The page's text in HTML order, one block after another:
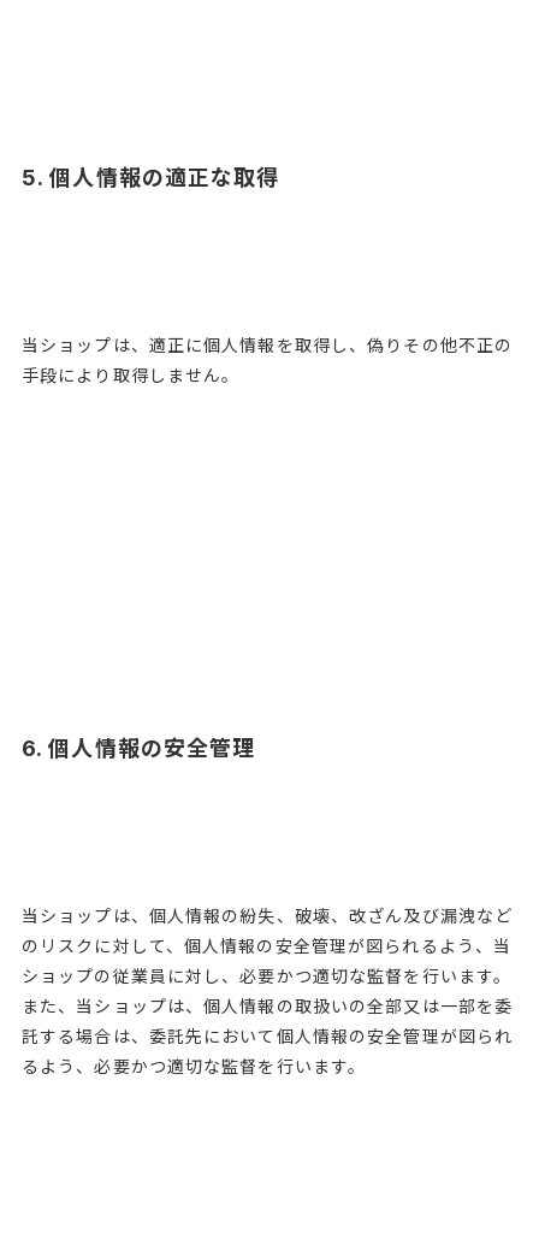
5. 個人情報の適正な取得
当ショップは、適正に個人情報を取得し、偽りその他不正の
手段により取得しません。
6. 個人情報の安全管理
当ショップは、個人情報の紛失、破壊、改ざん及び漏洩など
のリスクに対して、個人情報の安全管理が図られるよう、当
ショップの従業員に対し、必要かつ適切な監督を行います。
また、当ショップは、個人情報の取扱いの全部又は一部を委
託する場合は、委託先において個人情報の安全管理が図られ
るよう、必要かつ適切な監督を行います。